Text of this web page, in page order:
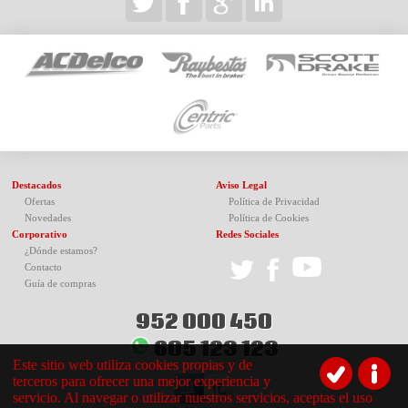
Destacados
Ofertas
Novedades
Corporativo
¿Dónde estamos?
Contacto
Guía de compras
Aviso Legal
Política de Privacidad
Política de Cookies
Redes Sociales
952 000 450
605 123 123
Este sitio web utiliza cookies propias y de
terceros para ofrecer una mejor experiencia y
servicio. Al navegar o utilizar nuestros servicios, aceptas el uso